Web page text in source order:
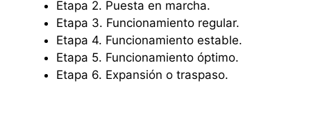
Etapa 2. Puesta en marcha.
Etapa 3. Funcionamiento regular.
Etapa 4. Funcionamiento estable.
Etapa 5. Funcionamiento óptimo.
Etapa 6. Expansión o traspaso.